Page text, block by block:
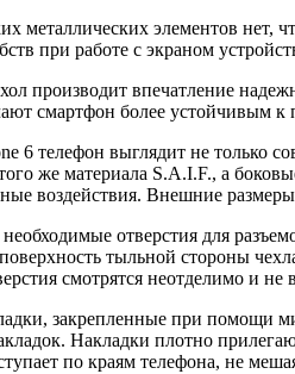
металлических элементов нет,
при работе с экраном
производит впечатление
смартфон более устойчивым
6 телефон выглядит не только
же материала S.A.I.F., а
воздействия. Внешние
отверстия для
тыльной стороны
смотрятся неотделимо и
закрепленные при помощи
Накладки плотно
по краям телефона, не